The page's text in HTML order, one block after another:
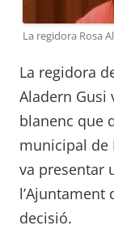
La regidora Rosa
La regidora
Aladern Gusi
blanenc que
municipal de
va presentar
l’Ajuntament
decisió.